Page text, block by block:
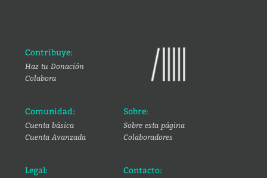
Contribuye:
Haz tu Donación
Colabora
Comunidad:
Cuenta básica
Cuenta Avanzada
Sobre:
Sobre esta página
Colaboradores
Legal: Contacto: